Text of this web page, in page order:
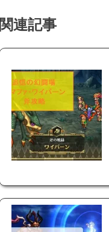
関連記事